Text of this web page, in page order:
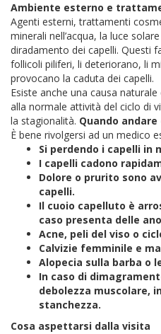
Ambiente esterno e
Agenti esterni, trattamenti
minerali nell’acqua, la luce
diradamento dei capelli. Questi
follicoli piliferi, li deteriorano, li
provocano la caduta dei capelli.
Esiste anche una causa
alla normale attività del ciclo di
la stagionalità. Quando andare
È bene rivolgersi ad un medico
Si perdendo i capelli in
I capelli cadono
Dolore o prurito sono
capelli.
Il cuoio capelluto è
caso presenta delle
Acne, peli del viso o
Calvizie femminile e
Alopecia sulla barba o
In caso di
debolezza muscolare,
stanchezza.
Cosa aspettarsi dalla visita